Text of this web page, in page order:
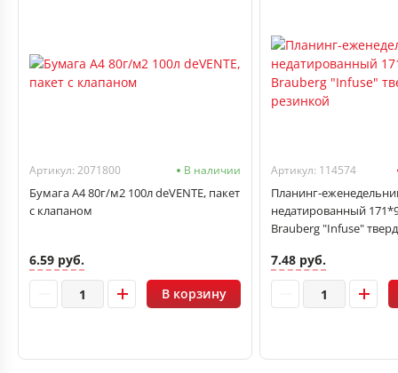
Артикул: 2071800 В наличии
Бумага А4 80г/м2 100л deVENTE, пакет
с клапаном
6.59 руб.
В корзину
Артикул: 114574
Планинг-
недатированный
Brauberg "Infuse"
7.48 руб.